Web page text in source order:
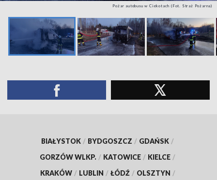
Pożar autobusu w Ciekotach (Fot. Straż Pożarna)
BIAŁYSTOK / BYDGOSZCZ / GDAŃSK /
GORZÓW WLKP. / KATOWICE / KIELCE /
KRAKÓW / LUBLIN / ŁÓDŹ / OLSZTYN /